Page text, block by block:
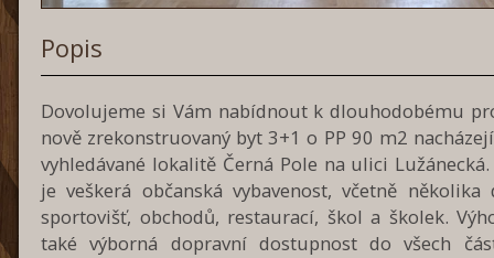
Popis
Dovolujeme si Vám nabídnout k dlouhodobému
nově zrekonstruovaný byt 3+1 o PP 90 m2
vyhledávané lokalitě Černá Pole na ulici
je veškerá občanská vybavenost, včetně několika
sportovišť, obchodů, restaurací, škol a školek.
také výborná dopravní dostupnost do všech